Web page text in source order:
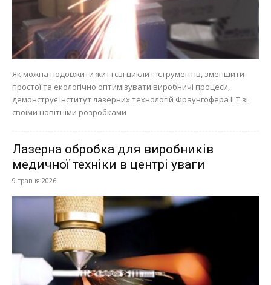
Як можна подовжити життєві цикли інструментів, зменшити
простої та екологічно оптимізувати виробничі процеси,
демонструє Інститут лазерних технологій Фраунгофера ILT зі
своїми новітніми розробками
Лазерна обробка для виробників
медичної техніки в центрі уваги
9 травня 2026